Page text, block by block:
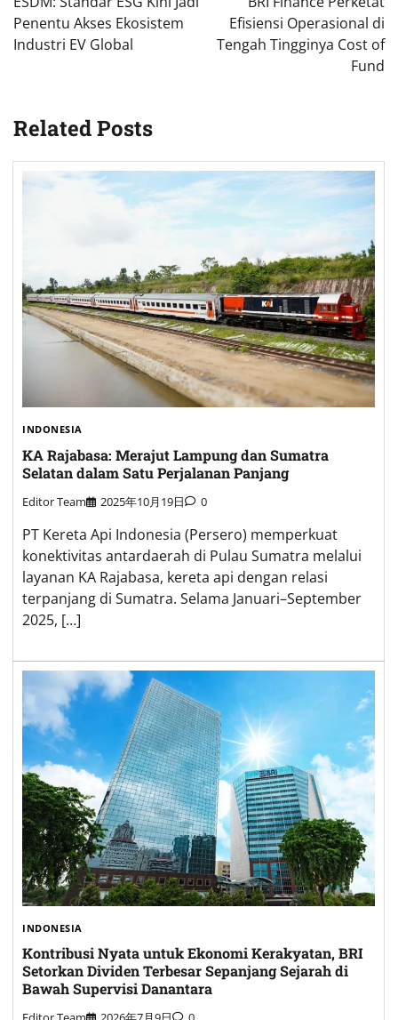
Penentu Akses Ekosistem
Industri EV Global
Efisiensi Operasional di
Tengah Tingginya Cost of
Fund
Related Posts
INDONESIA
KA Rajabasa: Merajut Lampung dan Sumatra
Selatan dalam Satu Perjalanan Panjang
Editor Team 2025年10月19日 0
PT Kereta Api Indonesia (Persero) memperkuat
konektivitas antardaerah di Pulau Sumatra melalui
layanan KA Rajabasa, kereta api dengan relasi
terpanjang di Sumatra. Selama Januari–September
2025, […]
INDONESIA
Kontribusi Nyata untuk Ekonomi Kerakyatan, BRI
Setorkan Dividen Terbesar Sepanjang Sejarah di
Bawah Supervisi Danantara